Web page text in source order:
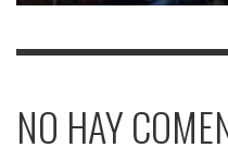
NO HAY